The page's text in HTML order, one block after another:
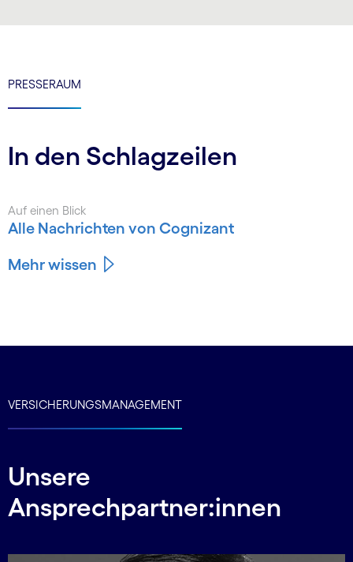
PRESSERAUM
In den Schlagzeilen
Auf einen Blick
Alle Nachrichten von Cognizant
Mehr wissen
VERSICHERUNGSMANAGEMENT
Unsere
Ansprechpartner:innen